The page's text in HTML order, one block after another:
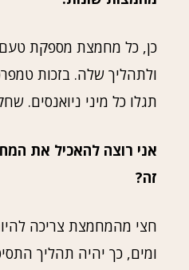
כן, כל מחמצת מספקת טעם
ולתהליך שלה. בזכות
תגלו כל מיני ניואנסים.
אני רוצה להאכיל את
זה?
חצי מהמחמצת צריכה
ומים, כך יהיה תהליך